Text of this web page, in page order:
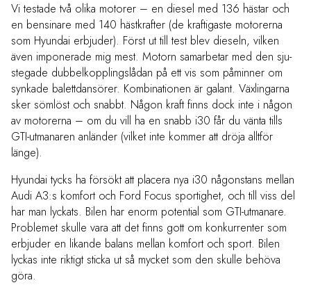
Vi testade två olika motorer – en diesel med 136 hästar och
en bensinare med 140 hästkrafter (de kraftigaste motorerna
som Hyundai erbjuder). Först ut till test blev dieseln, vilken
även imponerade mig mest. Motorn samarbetar med den sju-
stegade dubbelkopplingslådan på ett vis som påminner om
synkade balettdansörer. Kombinationen är galant. Växlingarna
sker sömlöst och snabbt. Någon kraft finns dock inte i någon
av motorerna – om du vill ha en snabb i30 får du vänta tills
GTI-utmanaren anländer (vilket inte kommer att dröja alltför
länge).
Hyundai tycks ha försökt att placera nya i30 någonstans mellan
Audi A3:s komfort och Ford Focus sportighet, och till viss del
har man lyckats. Bilen har enorm potential som GTI-utmanare.
Problemet skulle vara att det finns gott om konkurrenter som
erbjuder en likande balans mellan komfort och sport. Bilen
lyckas inte riktigt sticka ut så mycket som den skulle behöva
göra.